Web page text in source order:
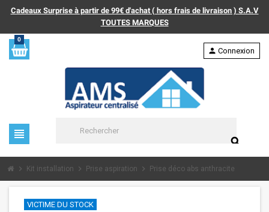
Cadeaux Surprise à partir de 99€ d'achat ( hors frais de livraison ) S.A.V
TOUTES MARQUES
0
view_headline
search
person Connexion
chevron_right Kit installation chevron_right Prise aspiration chevron_right Prise déco abs anthracite
VICTIME DU STOCK